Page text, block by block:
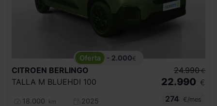
- 2.000€
CITROEN BERLINGO
TALLA M BLUEHDI 100
18.000 km
2025
24.990 €
22.990 €
274
€/mes